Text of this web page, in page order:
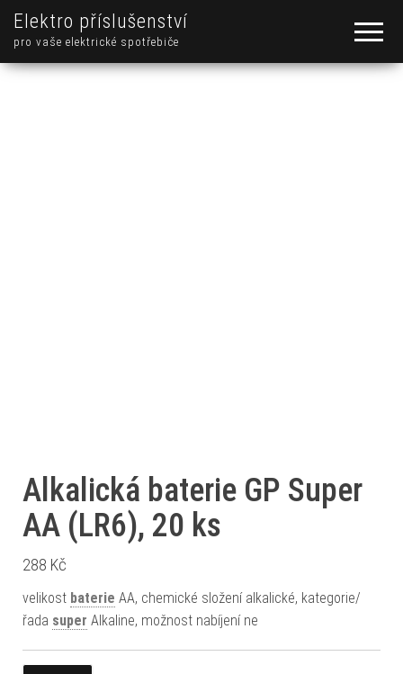
Elektro příslušenství
pro vaše elektrické spotřebiče
Alkalická baterie GP Super
AA (LR6), 20 ks
288 Kč
velikost baterie AA, chemické složení alkalické, kategorie/
řada super Alkaline, možnost nabíjení ne